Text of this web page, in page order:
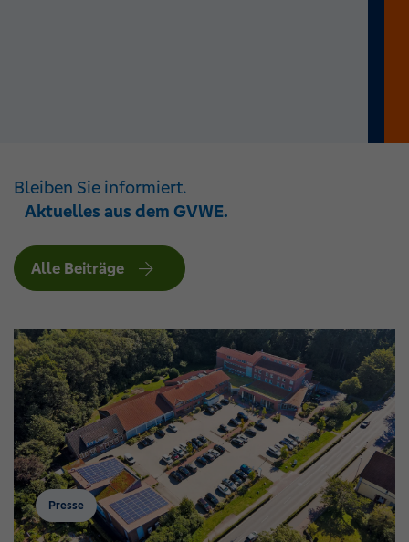
Bleiben Sie informiert.
Aktuelles aus dem GVWE.
Alle Beiträge
Presse